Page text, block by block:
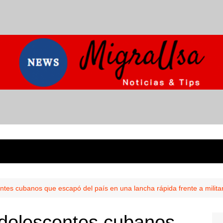
cubanos que escapó del país en una lancha rápida frente a